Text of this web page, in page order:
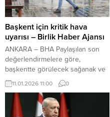
3,5 milyon ton olarak kaydedildi.
Nihai mamul tüketiminde tarihi
seviye Nihai mamul tüketimi Aralık
2025’te...
Başkent için kritik hava
uyarısı – Birlik Haber Ajansı
ANKARA – BHA Paylaşılan son
değerlendirmelere göre,
başkentte görülecek sağanak ve
yer yer karla karışık yağmurun
zaman zaman kuvvetli olacağı
tahmin ediliyor. Yağışların özellikle
sabahın erken saatleri ile öğleye
11.01.2026 11:00 0